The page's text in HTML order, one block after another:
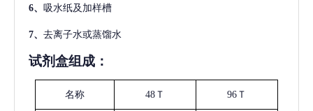
6、 吸水纸及加样槽
7、 去离子水或蒸馏水
试剂盒组成：
名称 48Ｔ 96Ｔ